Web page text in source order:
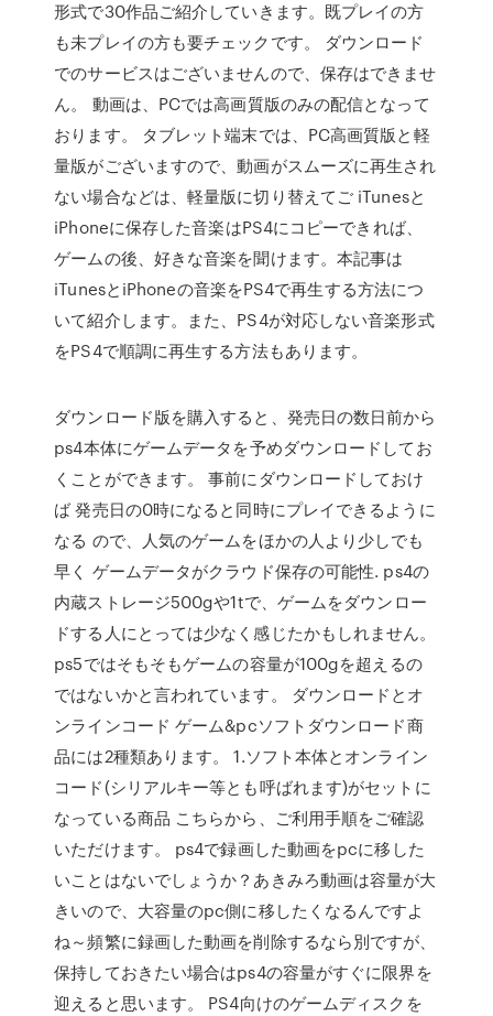
形式で30作品ご紹介していきます。既プレイの方
も未プレイの方も要チェックです。 ダウンロード
でのサービスはございませんので、保存はできませ
ん。 動画は、PCでは高画質版のみの配信となって
おります。 タブレット端末では、PC高画質版と軽
量版がございますので、動画がスムーズに再生され
ない場合などは、軽量版に切り替えてご iTunesと
iPhoneに保存した音楽はPS4にコピーできれば、
ゲームの後、好きな音楽を聞けます。本記事は
iTunesとiPhoneの音楽をPS4で再生する方法につ
いて紹介します。また、PS4が対応しない音楽形式
をPS4で順調に再生する方法もあります。
ダウンロード版を購入すると、発売日の数日前から
ps4本体にゲームデータを予めダウンロードしてお
くことができます。 事前にダウンロードしておけ
ば 発売日の0時になると同時にプレイできるように
なる ので、人気のゲームをほかの人より少しでも
早く ゲームデータがクラウド保存の可能性. ps4の
内蔵ストレージ500gや1tで、ゲームをダウンロー
ドする人にとっては少なく感じたかもしれません。
ps5ではそもそもゲームの容量が100gを超えるの
ではないかと言われています。 ダウンロードとオ
ンラインコード ゲーム&pcソフトダウンロード商
品には2種類あります。 1.ソフト本体とオンライン
コード(シリアルキー等とも呼ばれます)がセットに
なっている商品 こちらから、ご利用手順をご確認
いただけます。 ps4で録画した動画をpcに移した
いことはないでしょうか？あきみろ動画は容量が大
きいので、大容量のpc側に移したくなるんですよ
ね～頻繁に録画した動画を削除するなら別ですが、
保持しておきたい場合はps4の容量がすぐに限界を
迎えると思います。 PS4向けのゲームディスクを